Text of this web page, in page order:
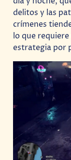
delitos y las
crímenes
lo que
estrategia por